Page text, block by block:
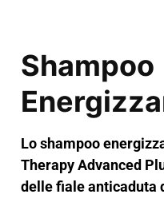
Shampoo
Lo shampoo
Therapy Advanced
delle fiale anticaduta